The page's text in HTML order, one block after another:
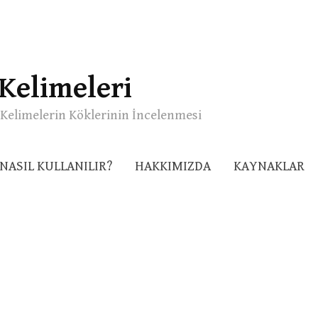
Kelimelerin Köklerinin İncelenmesi
NASIL KULLANILIR? HAKKIMIZDA KAYNAKLAR